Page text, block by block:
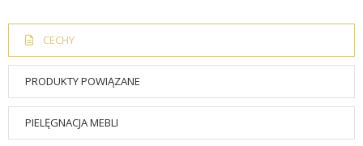
CECHY
PRODUKTY POWIĄZANE
PIELĘGNACJA MEBLI